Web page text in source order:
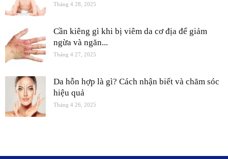
Tháng 4 28, 2025
Cần kiêng gì khi bị viêm da cơ địa để giảm
ngừa và ngăn...
Tháng 4 27, 2025
Da hỗn hợp là gì? Cách nhận biết và chăm sóc
hiệu quả
Tháng 4 26, 2025